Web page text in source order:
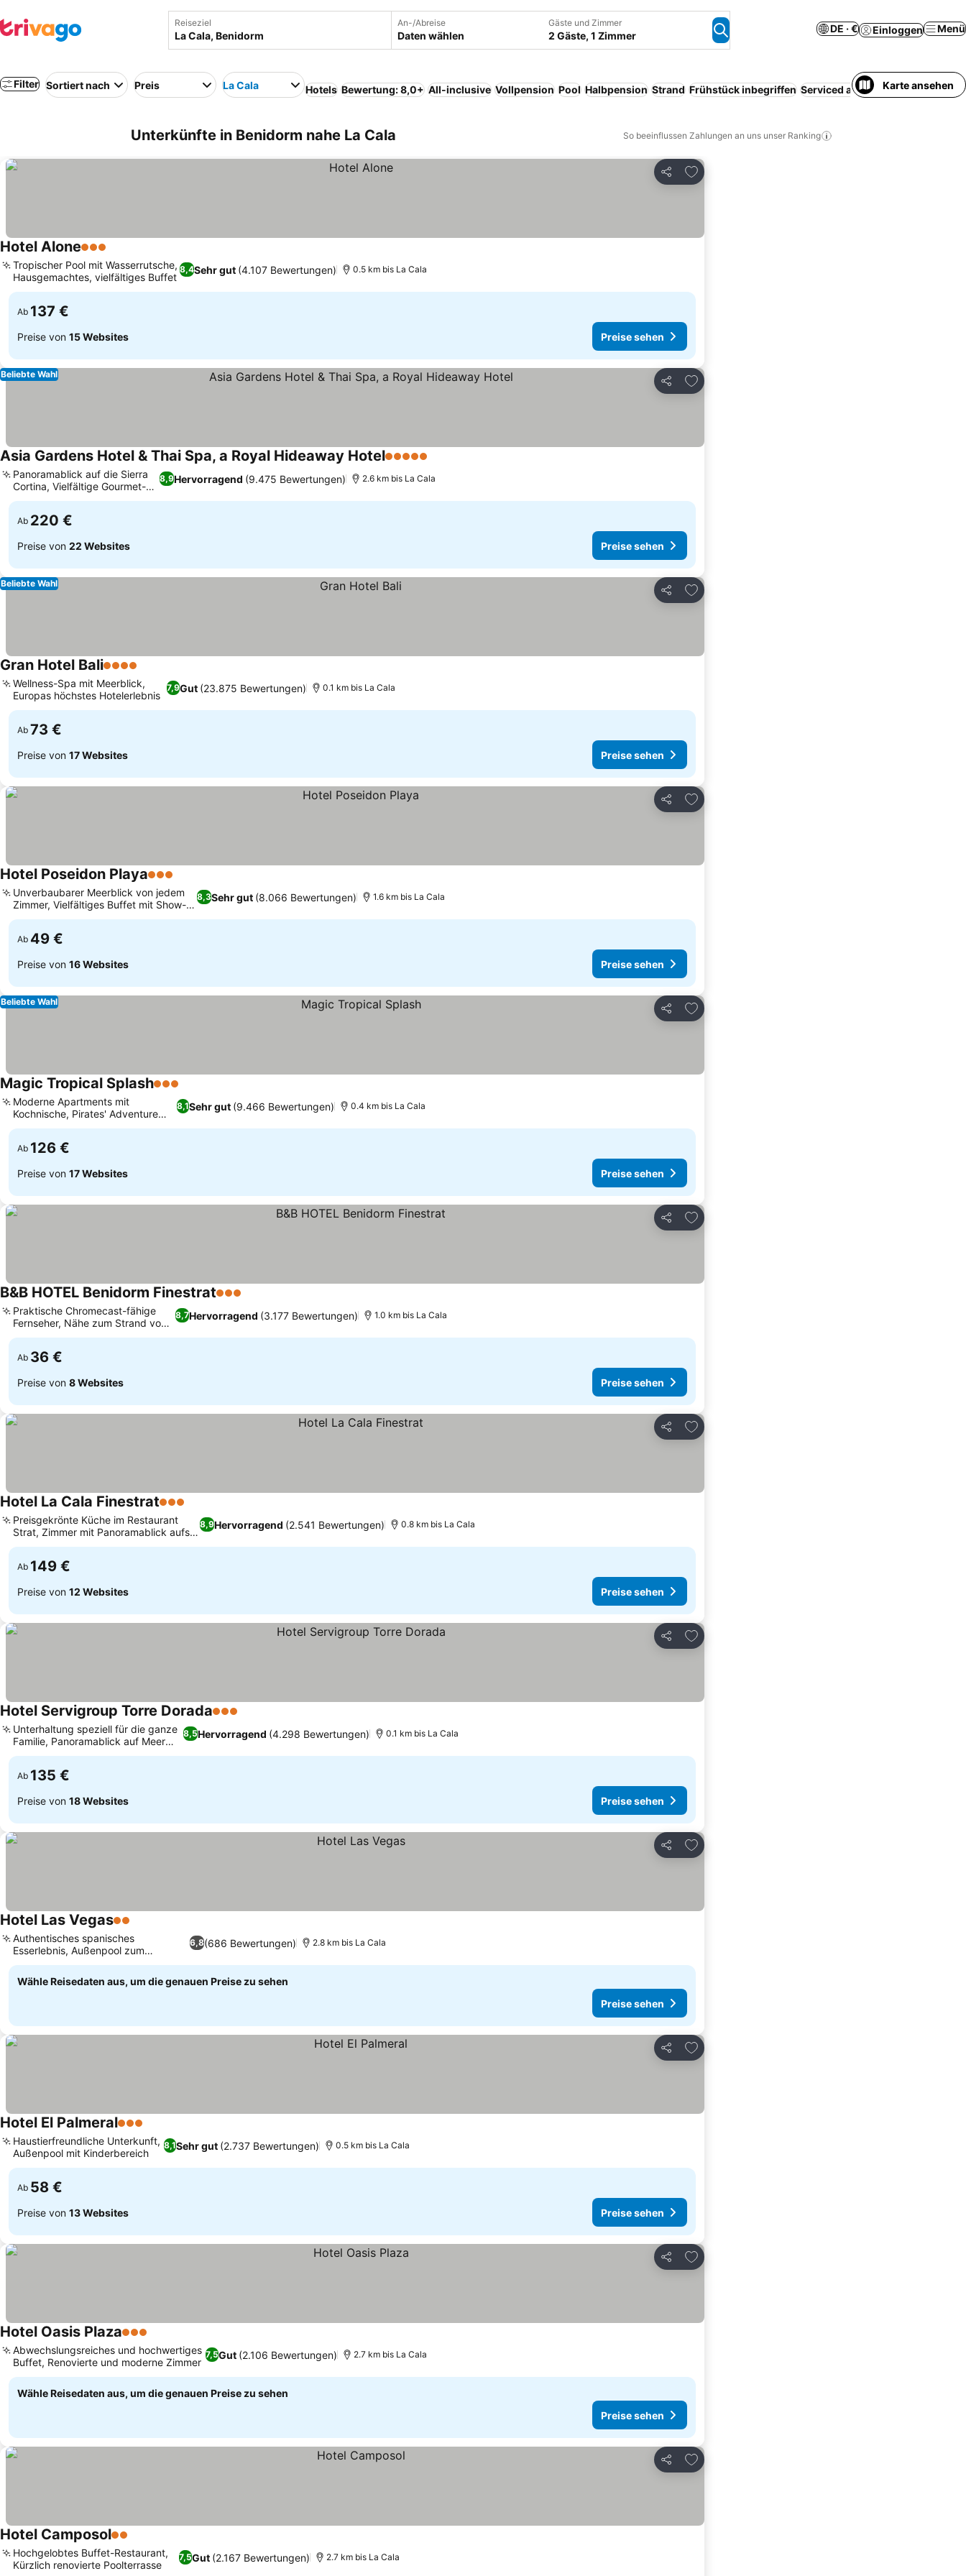
Reiseziel An-/Abreise
Daten wählen
Gäste und Zimmer
2 Gäste, 1 Zimmer
DE · € Einloggen Menü
Filter Sortiert nach Preis La Cala Hotels Bewertung: 8,0+ All-inclusive Vollpension Pool Halbpension Strand Frühstück inbegriffen Serviced apartment Parkplatz
Karte ansehen
Unterkünfte in Benidorm nahe La Cala So beeinflussen Zahlungen an uns unser Ranking
Teilen
Zu Favoriten hinzufügen
Hotel Alone3 Sterne
8,4Sehr gut (4.107 Bewertungen)
Tropischer Pool mit Wasserrutsche,
Hausgemachtes, vielfältiges Buffet
0.5 km bis La Cala
Ab 137 €
Preise von 15 Websites Preise sehen
Teilen
Zu Favoriten hinzufügen
Beliebte Wahl
Asia Gardens Hotel & Thai Spa, a Royal Hideaway Hotel5 Sterne
8,9Hervorragend (9.475 Bewertungen)
Panoramablick auf die Sierra
Cortina, Vielfältige Gourmet-
Küche
2.6 km bis La Cala
Ab 220 €
Preise von 22 Websites Preise sehen
Teilen
Zu Favoriten hinzufügen
Beliebte Wahl
Gran Hotel Bali4 Sterne
7,9Gut (23.875 Bewertungen)
Wellness-Spa mit Meerblick,
Europas höchstes Hotelerlebnis
0.1 km bis La Cala
Ab 73 €
Preise von 17 Websites Preise sehen
Teilen
Zu Favoriten hinzufügen
Hotel Poseidon Playa3 Sterne
8,3Sehr gut (8.066 Bewertungen)
Unverbaubarer Meerblick von jedem
Zimmer, Vielfältiges Buffet mit Show-
Cooking
1.6 km bis La Cala
Ab 49 €
Preise von 16 Websites Preise sehen
Teilen
Zu Favoriten hinzufügen
Beliebte Wahl
Magic Tropical Splash3 Sterne
8,1Sehr gut (9.466 Bewertungen)
Moderne Apartments mit
Kochnische, Pirates' Adventure
Wasserpark
0.4 km bis La Cala
Ab 126 €
Preise von 17 Websites Preise sehen
Teilen
Zu Favoriten hinzufügen
B&B HOTEL Benidorm Finestrat3 Sterne
8,7Hervorragend (3.177 Bewertungen)
Praktische Chromecast-fähige
Fernseher, Nähe zum Strand von
Finestrat
1.0 km bis La Cala
Ab 36 €
Preise von 8 Websites Preise sehen
Teilen
Zu Favoriten hinzufügen
Hotel La Cala Finestrat3 Sterne
8,9Hervorragend (2.541 Bewertungen)
Preisgekrönte Küche im Restaurant
Strat, Zimmer mit Panoramablick aufs
Meer und Balkon
0.8 km bis La Cala
Ab 149 €
Preise von 12 Websites Preise sehen
Teilen
Zu Favoriten hinzufügen
Hotel Servigroup Torre Dorada3 Sterne
8,5Hervorragend (4.298 Bewertungen)
Unterhaltung speziell für die ganze
Familie, Panoramablick auf Meer
und Berge
0.1 km bis La Cala
Ab 135 €
Preise von 18 Websites Preise sehen
Teilen
Zu Favoriten hinzufügen
Hotel Las Vegas2 Sterne
6,8(686 Bewertungen)
Authentisches spanisches
Esserlebnis, Außenpool zum
Entspannen
2.8 km bis La Cala
Wähle Reisedaten aus, um die genauen Preise zu sehen
Preise sehen
Teilen
Zu Favoriten hinzufügen
Hotel El Palmeral3 Sterne
8,1Sehr gut (2.737 Bewertungen)
Haustierfreundliche Unterkunft,
Außenpool mit Kinderbereich
0.5 km bis La Cala
Ab 58 €
Preise von 13 Websites Preise sehen
Teilen
Zu Favoriten hinzufügen
Hotel Oasis Plaza3 Sterne
7,5Gut (2.106 Bewertungen)
Abwechslungsreiches und hochwertiges
Buffet, Renovierte und moderne Zimmer
2.7 km bis La Cala
Wähle Reisedaten aus, um die genauen Preise zu sehen
Preise sehen
Teilen
Zu Favoriten hinzufügen
Hotel Camposol2 Sterne
7,5Gut (2.167 Bewertungen)
Hochgelobtes Buffet-Restaurant,
Kürzlich renovierte Poolterrasse
2.7 km bis La Cala